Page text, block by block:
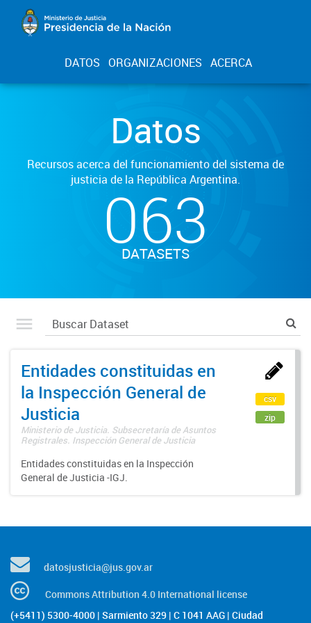
DATOS ORGANIZACIONES ACERCA
Datos
Recursos acerca del funcionamiento del sistema de
justicia de la República Argentina.
063
DATASETS
Entidades constituidas en
la Inspección General de
Justicia
Ministerio de Justicia. Subsecretaría de Asuntos
Registrales. Inspección General de Justicia
Entidades constituidas en la Inspección
General de Justicia -IGJ.
csv
zip
datosjusticia@jus.gov.ar
Commons Attribution 4.0 International license
(+5411) 5300-4000 | Sarmiento 329 | C 1041 AAG | Ciudad